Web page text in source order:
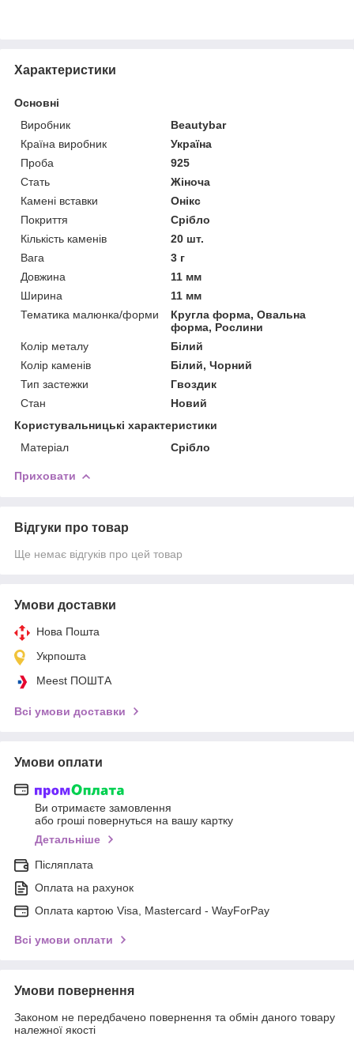
Характеристики
Основні
Виробник
Beautybar
Країна виробник
Україна
Проба
925
Стать
Жіноча
Камені вставки
Онікс
Покриття
Срібло
Кількість каменів
20 шт.
Вага
3 г
Довжина
11 мм
Ширина
11 мм
Тематика малюнка/форми
Кругла форма, Овальна
форма, Рослини
Колір металу
Білий
Колір каменів
Білий, Чорний
Тип застежки
Гвоздик
Стан
Новий
Користувальницькі характеристики
Матеріал
Срібло
Приховати
Відгуки про товар
Ще немає відгуків про цей товар
Умови доставки
Нова Пошта
Укрпошта
Meest ПОШТА
Всі умови доставки
Умови оплати
Ви отримаєте замовлення
або гроші повернуться на вашу картку
Детальніше
Післяплата
Оплата на рахунок
Оплата картою Visa, Mastercard - WayForPay
Всі умови оплати
Умови повернення
Законом не передбачено повернення та обмін даного товару
належної якості